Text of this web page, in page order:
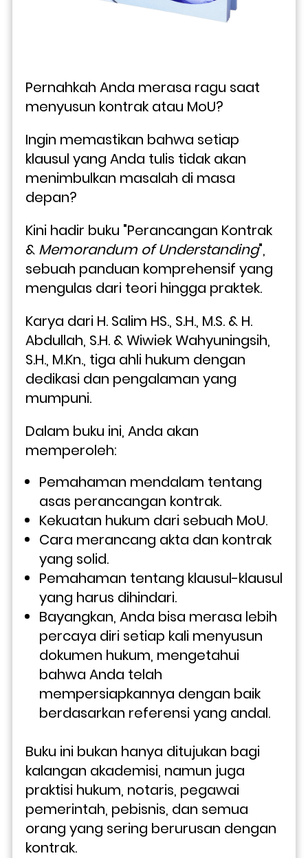
Pernahkah Anda merasa ragu saat
menyusun kontrak atau MoU?
Ingin memastikan bahwa setiap
klausul yang Anda tulis tidak akan
menimbulkan masalah di masa
depan?
Kini hadir buku "Perancangan Kontrak
& Memorandum of Understanding",
sebuah panduan komprehensif yang
mengulas dari teori hingga praktek.
Karya dari H. Salim HS., S.H., M.S. & H.
Abdullah, S.H. & Wiwiek Wahyuningsih,
S.H., M.Kn., tiga ahli hukum dengan
dedikasi dan pengalaman yang
mumpuni.
Dalam buku ini, Anda akan
memperoleh:
Pemahaman mendalam tentang
asas perancangan kontrak.
Kekuatan hukum dari sebuah MoU.
Cara merancang akta dan kontrak
yang solid.
Pemahaman tentang klausul-klausul
yang harus dihindari.
Bayangkan, Anda bisa merasa lebih
percaya diri setiap kali menyusun
dokumen hukum, mengetahui
bahwa Anda telah
mempersiapkannya dengan baik
berdasarkan referensi yang andal.
Buku ini bukan hanya ditujukan bagi
kalangan akademisi, namun juga
praktisi hukum, notaris, pegawai
pemerintah, pebisnis, dan semua
orang yang sering berurusan dengan
kontrak.